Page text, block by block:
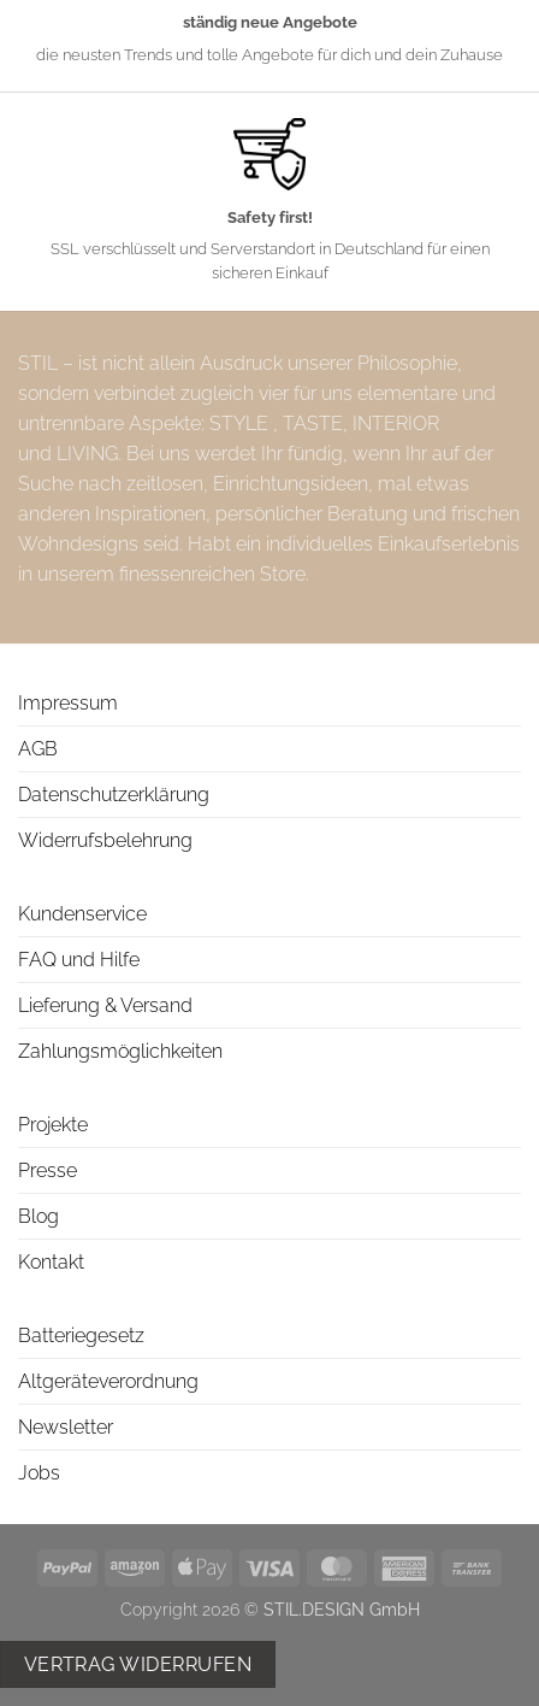
ständig neue Angebote
die neusten Trends und tolle Angebote für dich und dein Zuhause
Safety first!
SSL verschlüsselt und Serverstandort in Deutschland für einen
sicheren Einkauf
STIL – ist nicht allein Ausdruck unserer Philosophie,
sondern verbindet zugleich vier für uns elementare und
untrennbare Aspekte: STYLE , TASTE, INTERIOR
und LIVING. Bei uns werdet Ihr fündig, wenn Ihr auf der
Suche nach zeitlosen, Einrichtungsideen, mal etwas
anderen Inspirationen, persönlicher Beratung und frischen
Wohndesigns seid. Habt ein individuelles Einkaufserlebnis
in unserem finessenreichen Store.
Impressum
AGB
Datenschutzerklärung
Widerrufsbelehrung
Kundenservice
FAQ und Hilfe
Lieferung & Versand
Zahlungsmöglichkeiten
Projekte
Presse
Blog
Kontakt
Batteriegesetz
Altgeräteverordnung
Newsletter
Jobs
PayPal Amazon Apple
Visa MasterCardAmerican
Copyright 2026 © STIL.DESIGN GmbH
VERTRAG WIDERRUFEN